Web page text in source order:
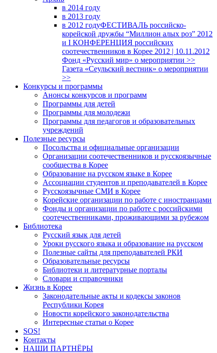
в 2014 году
в 2013 году
в 2012 годуФЕСТИВАЛЬ российско-
корейской дружбы “Миллион алых роз” 2012
и I КОНФЕРЕНЦИЯ российских
соотечественников в Корее 2012 | 10.11.2012
Фонд «Русский мир» о мероприятии >>
Газета «Сеульский вестник» о мероприятии
>>
Конкурсы и программы
Анонсы конкурсов и программ
Программы для детей
Программы для молодежи
Программы для педагогов и образовательных
учреждений
Полезные ресурсы
Посольства и официальные организации
Организации соотечественников и русскоязычные
сообщества в Корее
Образование на русском языке в Корее
Ассоциации студентов и преподавателей в Корее
Русскоязычные СМИ в Корее
Корейские организации по работе с иностранцами
Фонды и организации по работе с российскими
соотечественниками, проживающими за рубежом
Библиотека
Русский язык для детей
Уроки русского языка и образование на русском
Полезные сайты для преподавателей РКИ
Образовательные ресурсы
Библиотеки и литературные порталы
Словари и справочники
Жизнь в Корее
Законодательные акты и кодексы законов
Республики Корея
Новости корейского законодательства
Интересные статьи о Корее
SOS!
Контакты
НАШИ ПАРТНЁРЫ